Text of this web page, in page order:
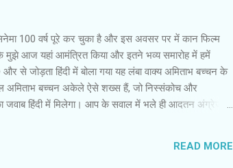
100 वर्ष पूरे कर चुका है और इस अवसर पर में कान फिल्म
आज यहां आमंत्रित किया और इतने भव्य समारोह में हमें
हिंदी में बोला गया यह लंबा वाक्य अमिताभ बच्चन के
अमिताभ बच्चन अकेले ऐसे शख्स हैं, जो निस्संकोच और
जवाब हिंदी में मिलेगा। आप के सवाल में भले ही आदतन अंग्रेजी
बच्चन ने पहली बार हालीवुड की एक फिल्म में काम किया
READ MORE